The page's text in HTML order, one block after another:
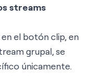
streams
el botón clip, en
grupal, se
únicamente.